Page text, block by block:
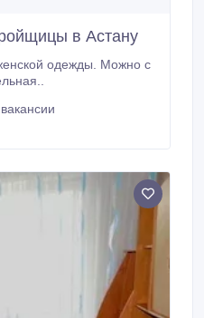
в Астану
одежды. Можно с